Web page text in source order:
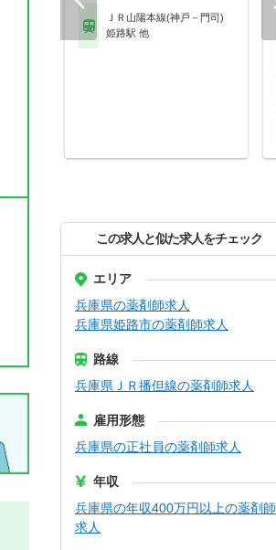
ＪＲ山陽本線(神戸－門司)
姫路駅 他
この求人と似た求人をチェック
エリア
兵庫県の薬剤師求人
兵庫県姫路市の薬剤師求人
路線
兵庫県ＪＲ播但線の薬剤師求人
雇用形態
兵庫県の正社員の薬剤師求人
年収
兵庫県の年収400万円以上の薬剤師
求人